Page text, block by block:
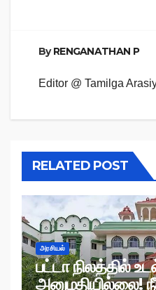
ByRENGANATHAN P
Editor @ Tamilga
RELATED POST
அரசியல்
பட்டா நிலத்தில்
அனுமதியில்லை!